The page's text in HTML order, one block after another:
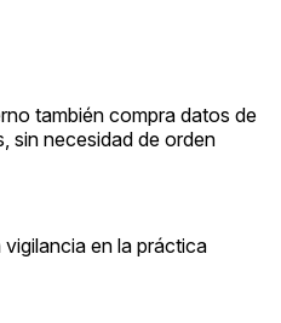
también compra datos de
sin necesidad de orden
en la práctica